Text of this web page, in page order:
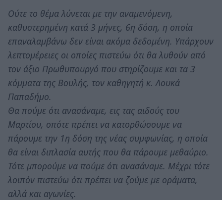
Ούτε το θέμα λύνεται με την αναμενόμενη,
καθυστερημένη κατά 3 μήνες, 6η δόση, η οποία
επαναλαμβάνω δεν είναι ακόμα δεδομένη. Υπάρχουν
λεπτομέρειες οι οποίες πιστεύω ότι θα λυθούν από
τον άξιο Πρωθυπουργό που στηρίζουμε και τα 3
κόμματα της Βουλής, τον καθηγητή κ. Λουκά
Παπαδήμο.
Θα πούμε ότι ανασάναμε, εις τας αιδούς του
Μαρτίου, οπότε πρέπει να κατορθώσουμε να
πάρουμε την 1η δόση της νέας συμφωνίας, η οποία
θα είναι διπλασία αυτής που θα πάρουμε μεθαύριο.
Τότε μπορούμε να πούμε ότι ανασάναμε. Μέχρι τότε
λοιπόν πιστεύω ότι πρέπει να ζούμε με οράματα,
αλλά και αγωνίες.